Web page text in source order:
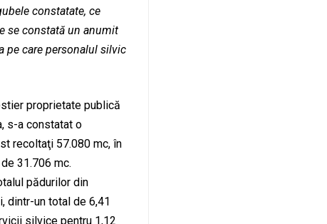
constatate, ce
se constată un anumit
pe care personalul silvic
proprietate publică
s-a constatat o
recoltaţi 57.080 mc, în
31.706 mc.
pădurilor din
dintr-un total de 6,41
silvice pentru 1,12